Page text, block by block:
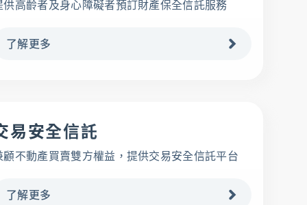
供高齡者及身心障礙者預訂財產保全信託服務
了解更多
易安全信託
顧不動產買賣雙方權益，提供交易安全信託平台
了解更多